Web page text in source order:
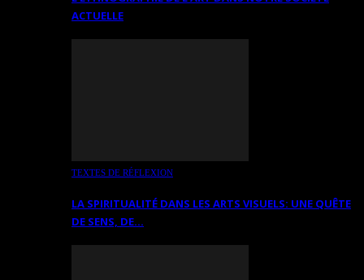
ACTUELLE
TEXTES DE RÉFLEXION
LA SPIRITUALITÉ DANS LES ARTS VISUELS: UNE QUÊTE
DE SENS, DE…